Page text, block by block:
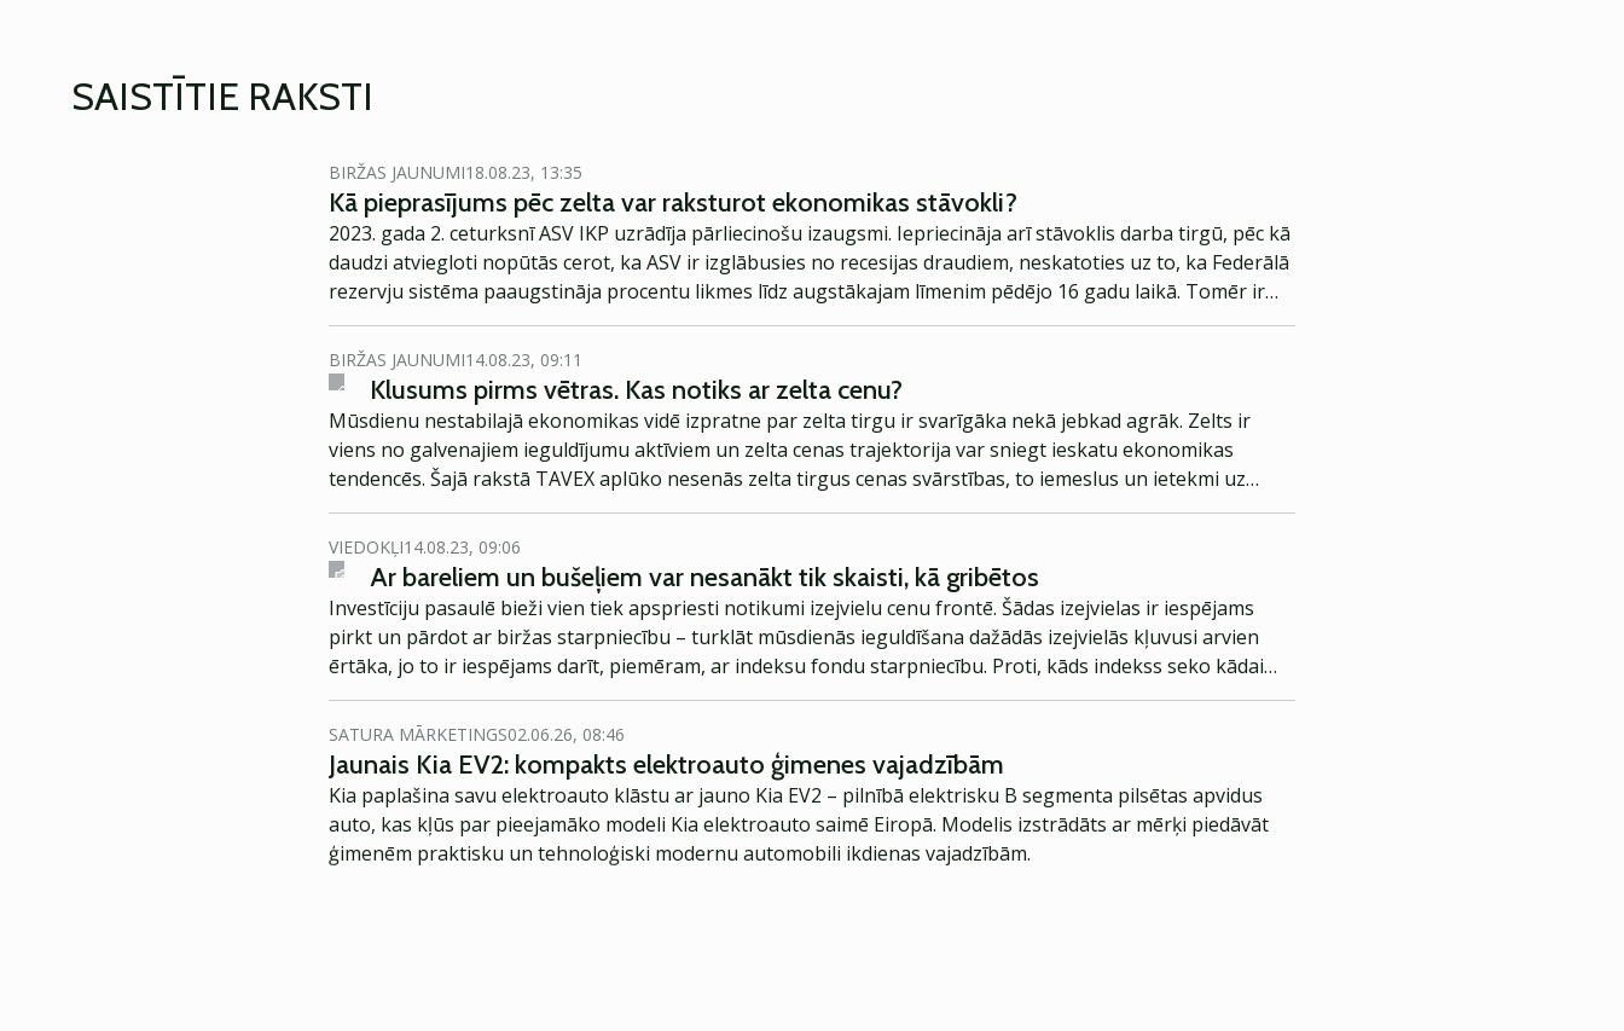
SAISTĪTIE RAKSTI
BIRŽAS JAUNUMI18.08.23, 13:35
Kā pieprasījums pēc zelta var raksturot ekonomikas stāvokli?
2023. gada 2. ceturksnī ASV IKP uzrādīja pārliecinošu izaugsmi. Iepriecināja arī stāvoklis darba tirgū, pēc kā
daudzi atviegloti nopūtās cerot, ka ASV ir izglābusies no recesijas draudiem, neskatoties uz to, ka Federālā
rezervju sistēma paaugstināja procentu likmes līdz augstākajam līmenim pēdējo 16 gadu laikā. Tomēr ir
vairākas citas pazīmes, kas liecina par recesijas tuvošanos.
BIRŽAS JAUNUMI14.08.23, 09:11
Klusums pirms vētras. Kas notiks ar zelta cenu?
Mūsdienu nestabilajā ekonomikas vidē izpratne par zelta tirgu ir svarīgāka nekā jebkad agrāk. Zelts ir
viens no galvenajiem ieguldījumu aktīviem un zelta cenas trajektorija var sniegt ieskatu ekonomikas
tendencēs. Šajā rakstā TAVEXaplūko nesenās zelta tirgus cenas svārstības, to iemeslus un ietekmi uz
investoru portfeļiem.
VIEDOKĻI14.08.23, 09:06
Ar bareliem un bušeļiem var nesanākt tik skaisti, kā gribētos
Investīciju pasaulē bieži vien tiek apspriesti notikumi izejvielu cenu frontē. Šādas izejvielas ir iespējams
pirkt un pārdot ar biržas starpniecību – turklāt mūsdienās ieguldīšana dažādās izejvielās kļuvusi arvien
ērtāka, jo to ir iespējams darīt, piemēram, ar indeksu fondu starpniecību. Proti, kāds indekss seko kādai
izejvielai vai veselam to kopumam. Tas nozīmē, ka šādā gadījumā investors var mēģināt iegādāties kādu
biržā tirgoto fondu, kas tad kopē šī indeksa sniegumu.
SATURA MĀRKETINGS02.06.26, 08:46
Jaunais Kia EV2: kompakts elektroauto ģimenes vajadzībām
Kia paplašina savu elektroauto klāstu ar jauno Kia EV2 – pilnībā elektrisku B segmenta pilsētas apvidus
auto, kas kļūs par pieejamāko modeli Kia elektroauto saimē Eiropā. Modelis izstrādāts ar mērķi piedāvāt
ģimenēm praktisku un tehnoloģiski modernu automobili ikdienas vajadzībām.